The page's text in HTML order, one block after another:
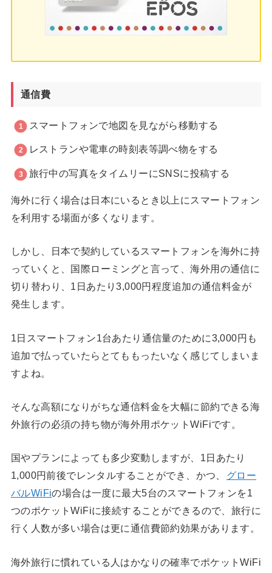
通信費
スマートフォンで地図を見ながら移動する
レストランや電車の時刻表等調べ物をする
旅行中の写真をタイムリーにSNSに投稿する
海外に行く場合は日本にいるとき以上にスマートフォン
を利用する場面が多くなります。
しかし、日本で契約しているスマートフォンを海外に持
っていくと、国際ローミングと言って、海外用の通信に
切り替わり、1日あたり3,000円程度追加の通信料金が
発生します。
1日スマートフォン1台あたり通信量のために3,000円も
追加で払っていたらとてももったいなく感じてしまいま
すよね。
そんな高額になりがちな通信料金を大幅に節約できる海
外旅行の必須の持ち物が海外用ポケットWiFiです。
国やプランによっても多少変動しますが、1日あたり
1,000円前後でレンタルすることができ、かつ、
グロー
バルWiFiの場合は一度に最大5台のスマートフォンを1
つのポケットWiFiに接続することができるので、旅行に
行く人数が多い場合は更に通信費節約効果があります。
海外旅行に慣れている人はかなりの確率でポケットWiFi